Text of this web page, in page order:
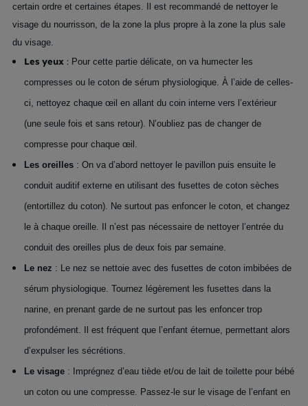
certain ordre et certaines étapes. Il est recommandé de nettoyer le
visage du nourrisson, de la zone la plus propre à la zone la plus sale
du visage.
Les yeux : Pour cette partie délicate, on va humecter les
compresses ou le coton de sérum physiologique. À l’aide de celles-
ci, nettoyez chaque œil en allant du coin interne vers l’extérieur
(une seule fois et sans retour). N’oubliez pas de changer de
compresse pour chaque œil.
Les oreilles : On va d’abord nettoyer le pavillon puis ensuite le
conduit auditif externe en utilisant des fusettes de coton sèches
(entortillez du coton). Ne surtout pas enfoncer le coton, et changez
le à chaque oreille. Il n’est pas nécessaire de nettoyer l’entrée du
conduit des oreilles plus de deux fois par semaine.
Le nez : Le nez se nettoie avec des fusettes de coton imbibées de
sérum physiologique. Tournez légèrement les fusettes dans la
narine, en prenant garde de ne surtout pas les enfoncer trop
profondément. Il est fréquent que l’enfant éternue, permettant alors
d’expulser les sécrétions.
Le visage : Imprégnez d’eau tiède et/ou de lait de toilette pour bébé
un coton ou une compresse. Passez-le sur le visage de l’enfant en